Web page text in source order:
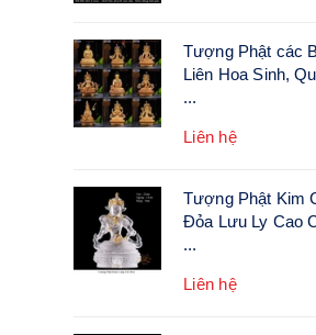
Tượng Phật các
Liên Hoa Sinh,
...
Liên hệ
Tượng Phật Kim
Đỏa Lưu Ly Cao
...
Liên hệ